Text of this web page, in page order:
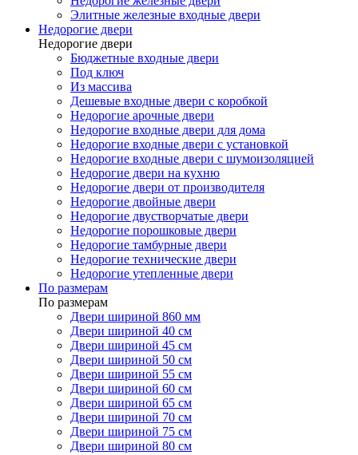
Элитные железные входные двери
Недорогие двери
Недорогие двери
Бюджетные входные двери
Под ключ
Из массива
Дешевые входные двери с коробкой
Недорогие арочные двери
Недорогие входные двери для дома
Недорогие входные двери с установкой
Недорогие входные двери с шумоизоляцией
Недорогие двери на кухню
Недорогие двери от производителя
Недорогие двойные двери
Недорогие двустворчатые двери
Недорогие порошковые двери
Недорогие тамбурные двери
Недорогие технические двери
Недорогие утепленные двери
По размерам
По размерам
Двери шириной 860 мм
Двери шириной 40 см
Двери шириной 45 см
Двери шириной 50 см
Двери шириной 55 см
Двери шириной 60 см
Двери шириной 65 см
Двери шириной 70 см
Двери шириной 75 см
Двери шириной 80 см